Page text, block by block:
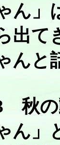
ん
出て
んと
秋
ん